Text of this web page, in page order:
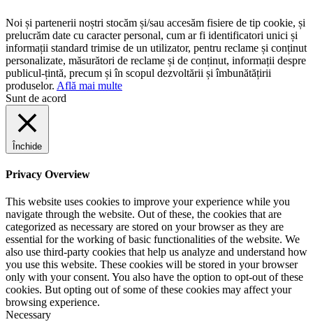
Noi și partenerii noștri stocăm și/sau accesăm fisiere de tip cookie, și
prelucrăm date cu caracter personal, cum ar fi identificatori unici și
informații standard trimise de un utilizator, pentru reclame și conținut
personalizate, măsurători de reclame și de conținut, informații despre
publicul-țintă, precum și în scopul dezvoltării și îmbunătățirii
produselor. Află mai multe
Sunt de acord
Închide
Privacy Overview
This website uses cookies to improve your experience while you
navigate through the website. Out of these, the cookies that are
categorized as necessary are stored on your browser as they are
essential for the working of basic functionalities of the website. We
also use third-party cookies that help us analyze and understand how
you use this website. These cookies will be stored in your browser
only with your consent. You also have the option to opt-out of these
cookies. But opting out of some of these cookies may affect your
browsing experience.
Necessary